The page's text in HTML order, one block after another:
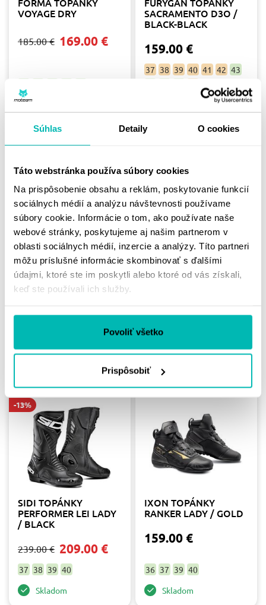
Súhlas Detaily O cookies
Táto webstránka používa súbory cookies
Na prispôsobenie obsahu a reklám, poskytovanie funkcií
sociálnych médií a analýzu návštevnosti používame
súbory cookie. Informácie o tom, ako používate naše
webové stránky, poskytujeme aj našim partnerom v
oblasti sociálnych médií, inzercie a analýzy. Títo partneri
môžu príslušné informácie skombinovať s ďalšími
údajmi, ktoré ste im poskytli alebo ktoré od vás získali,
keď ste používali ich služby.
Povoliť všetko
Prispôsobiť
VOYAGE DRY
185.00 € 169.00 €
SACRAMENTO D3O /
BLACK-BLACK
159.00 €
37 38 39 40 41 42 43
FORMA TOPÁNKY
FRECCIA EVO / BLACK-
RED
199.00 €
Skladom
FURYGAN TOPÁNKY
JANIS LADY D3O
36 37
Skladom
-13%
SIDI TOPÁNKY
PERFORMER LEI LADY
/ BLACK
239.00 € 209.00 €
37 38 39 40
Skladom
IXON TOPÁNKY
RANKER LADY / GOLD
159.00 €
36 37 39 40
Skladom